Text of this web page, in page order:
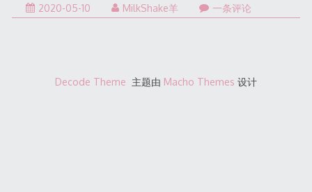
2020-05-102022-
MilkShake羊 一条评论
Decode Theme 主题由 Macho Themes 设计